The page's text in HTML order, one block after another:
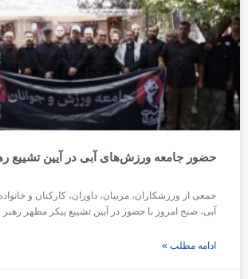
حضور جامعه ورزش‌های آبی در آیین تشییع
جمعی از ورزشکاران، مربیان، داوران، کارکنان و
آبی، صبح امروز با حضور در آیین تشییع پیکر مطهر رهبر
ادامه مطلب »